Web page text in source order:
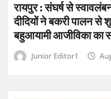
रायपुर : संघर्ष से
दीदियों ने बकरी पालन से
बहुआयामी आजीविका का
Junior Editor1